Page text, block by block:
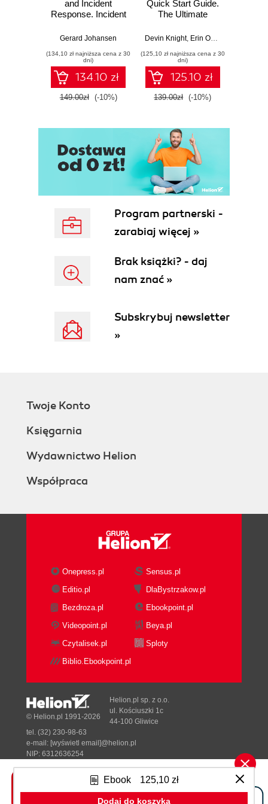
and Incident
Response. Incident
and techniques for
threat response -
Fourth Edition
Gerard Johansen
(134,10 zł najniższa cena z 30
dni)
134.10 zł
149.00zł (-10%)
Quick Start Guide.
The Ultimate
to Power BI, Data
Tools, and
Microsoft Fabric -
Fourth Edition
Devin Knight, Erin Ostrowsky
(125,10 zł najniższa cena z 30
dni)
125.10 zł
139.00zł (-10%)
Ebook 125,10 zł
Dodaj do koszyka
Program partnerski -
zarabiaj więcej »
Brak książki? - daj
nam znać »
Subskrybuj newsletter
»
Twoje Konto
Księgarnia
Wydawnictwo Helion
Współpraca
Onepress.pl
Sensus.pl
Editio.pl
DlaBystrzakow.pl
Bezdroza.pl
Ebookpoint.pl
Videopoint.pl
Beya.pl
Czytalisek.pl
Sploty
Biblio.Ebookpoint.pl
Tonik.pl
© Helion.pl 1991-2026
Helion.pl sp. z o.o.
ul. Kościuszki 1c
44-100 Gliwice
tel. (32) 230-98-63
e-mail: [wyświetl email]@helion.pl
NIP: 6312636254